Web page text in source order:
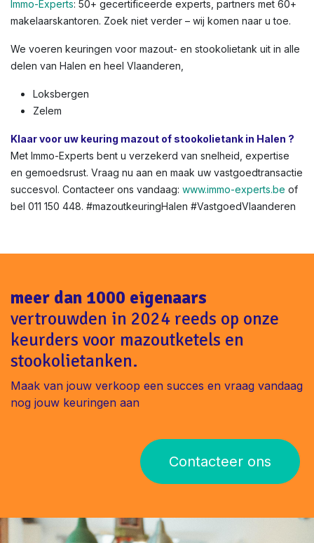
Immo-Experts: 50+ gecertificeerde experts, partners met 60+
makelaarskantoren. Zoek niet verder – wij komen naar u toe.
We voeren keuringen voor mazout- en stookolietank uit in alle
delen van Halen en heel Vlaanderen,
Loksbergen
Zelem
Klaar voor uw keuring mazout of stookolietank in Halen ?
Met Immo-Experts bent u verzekerd van snelheid, expertise
en gemoedsrust. Vraag nu aan en maak uw vastgoedtransactie
succesvol. Contacteer ons vandaag: www.immo-experts.be of
bel 011 150 448. #mazoutkeuringHalen #VastgoedVlaanderen
meer dan 1000 eigenaars
vertrouwden in 2024 reeds op onze
keurders voor mazoutketels en
stookolietanken.
Maak van jouw verkoop een succes en vraag vandaag
nog jouw keuringen aan
Contacteer ons